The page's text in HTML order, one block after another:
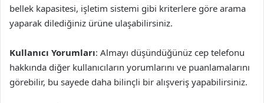
bellek kapasitesi, işletim sistemi gibi kriterlere göre arama
yaparak dilediğiniz ürüne ulaşabilirsiniz.
Kullanıcı Yorumları: Almayı düşündüğünüz cep telefonu
hakkında diğer kullanıcıların yorumlarını ve puanlamalarını
görebilir, bu sayede daha bilinçli bir alışveriş yapabilirsiniz.